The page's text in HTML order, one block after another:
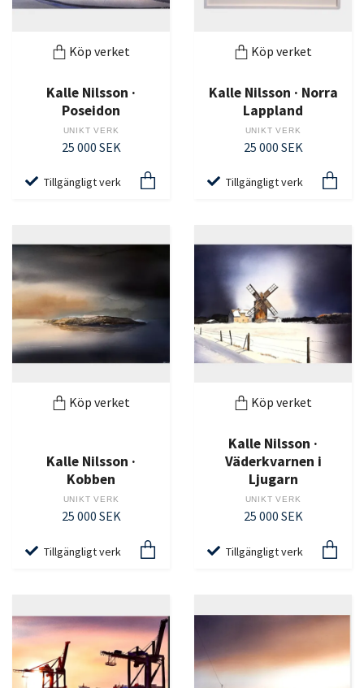
Köp verket
Kalle Nilsson ·
Poseidon
UNIKT VERK
25 000 SEK
Tillgängligt verk
Köp verket
Kalle Nilsson · Norra
Lappland
UNIKT VERK
25 000 SEK
Tillgängligt verk
Köp verket
Kalle Nilsson ·
Kobben
UNIKT VERK
25 000 SEK
Tillgängligt verk
Köp verket
Kalle Nilsson ·
Väderkvarnen i
Ljugarn
UNIKT VERK
25 000 SEK
Tillgängligt verk